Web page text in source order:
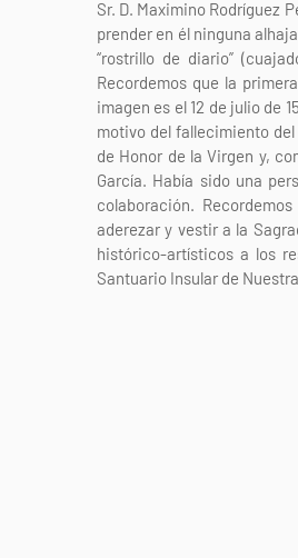
Sr. D. Maximino Rodríguez
prender en él ninguna
“rostrillo de diario”
Recordemos que la
imagen es el 12 de julio de
motivo del fallecimiento
de Honor de la Virgen y,
García. Había sido una
colaboración.
aderezar y vestir a la
histórico-artísticos a los
Santuario Insular de